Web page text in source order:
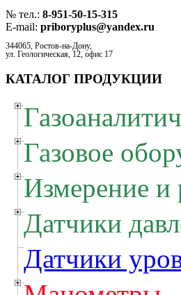
№ тел.: 8-951-50-15-315
E-mail: priboryplus@yandex.ru
344065, Ростов-на-Дону,
ул. Геологическая, 12, офис 17
КАТАЛОГ ПРОДУКЦИИ
Газовое
Измерение и
Датчики
Датчики